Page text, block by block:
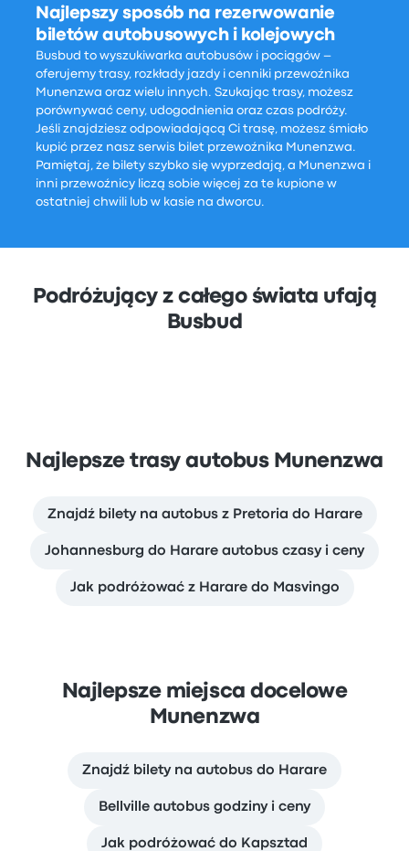
Najlepszy sposób na rezerwowanie
biletów autobusowych i kolejowych
Busbud to wyszukiwarka autobusów i pociągów –
oferujemy trasy, rozkłady jazdy i cenniki przewoźnika
Munenzwa oraz wielu innych. Szukając trasy, możesz
porównywać ceny, udogodnienia oraz czas podróży.
Jeśli znajdziesz odpowiadającą Ci trasę, możesz śmiało
kupić przez nasz serwis bilet przewoźnika Munenzwa.
Pamiętaj, że bilety szybko się wyprzedają, a Munenzwa i
inni przewoźnicy liczą sobie więcej za te kupione w
ostatniej chwili lub w kasie na dworcu.
Podróżujący z całego świata ufają
Busbud
Najlepsze trasy autobus Munenzwa
Znajdź bilety na autobus z Pretoria do Harare
Johannesburg do Harare autobus czasy i ceny
Jak podróżować z Harare do Masvingo
Najlepsze miejsca docelowe
Munenzwa
Znajdź bilety na autobus do Harare
Bellville autobus godziny i ceny
Jak podróżować do Kapsztad